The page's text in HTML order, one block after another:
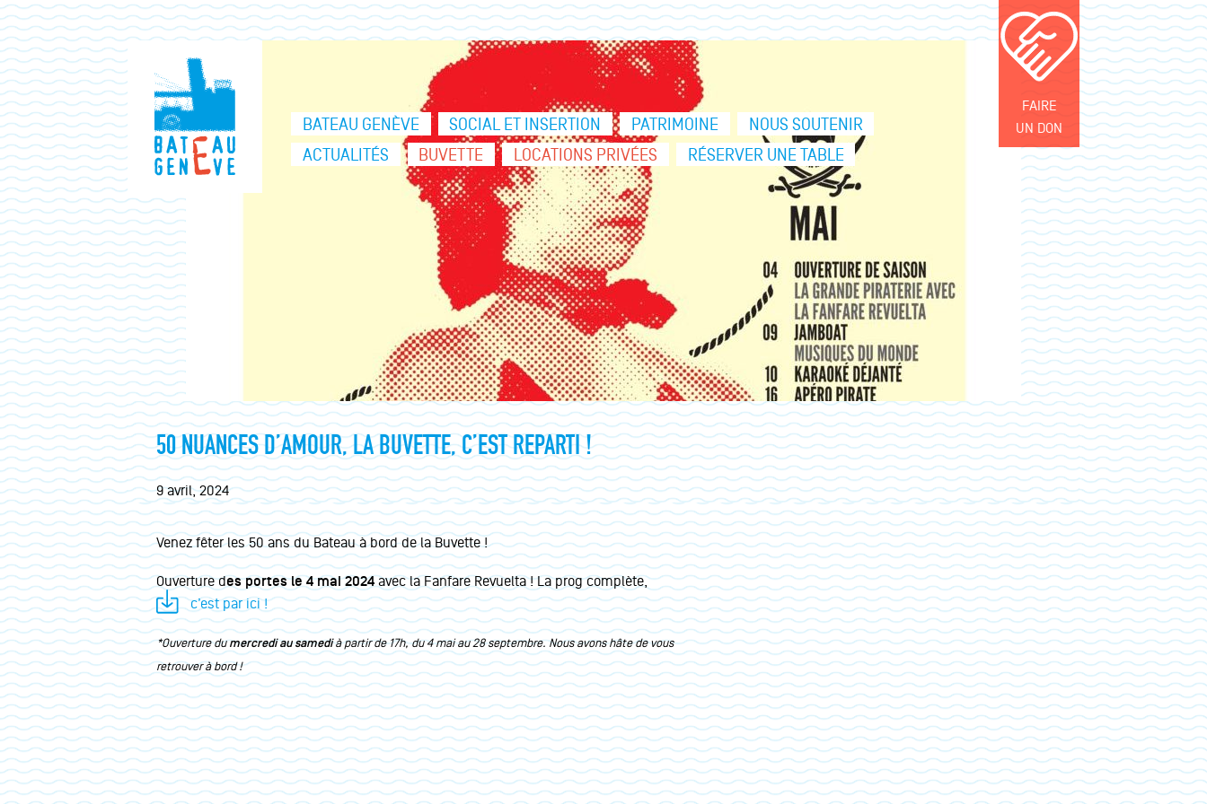
BATEAU GENÈVE SOCIAL ET INSERTION PATRIMOINE
NOUS SOUTENIR
ACTUALITÉS
BUVETTE LOCATIONS PRIVÉES RÉSERVER UNE TABLE
FAIRE
UN DON
50 NUANCES D’AMOUR, LA BUVETTE, C’EST REPARTI !
9 avril, 2024
Venez fêter les 50 ans du Bateau à bord de la Buvette !
Ouverture des portes le 4 mai 2024avec la Fanfare Revuelta ! La prog complète,
c’est par ici !
*Ouverture dumercredi au samedià partir de 17h, du 4 mai au 28 septembre. Nous avons hâte de vous
retrouver à bord !